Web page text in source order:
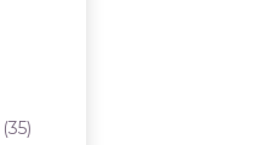
(35)